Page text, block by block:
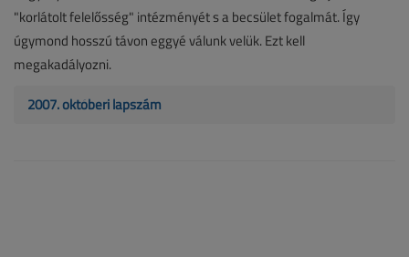
"korlátolt felelősség" intézményét s a becsület fogalmát. Így
úgymond hosszú távon eggyé válunk velük. Ezt kell
megakadályozni.
2007. októberi lapszám